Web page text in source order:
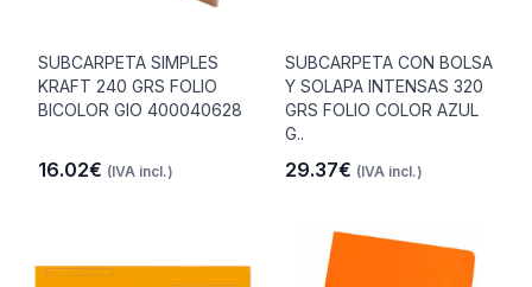
SUBCARPETA SIMPLES
KRAFT 240 GRS FOLIO
BICOLOR GIO 400040628
16.02€ (IVA incl.)
SUBCARPETA CON BOLSA
Y SOLAPA INTENSAS 320
GRS FOLIO COLOR AZUL
G..
29.37€ (IVA incl.)